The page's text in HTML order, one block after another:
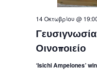
Οινοποιείο
14 Οκτωβρίου @
‘Isichi Ampelones’